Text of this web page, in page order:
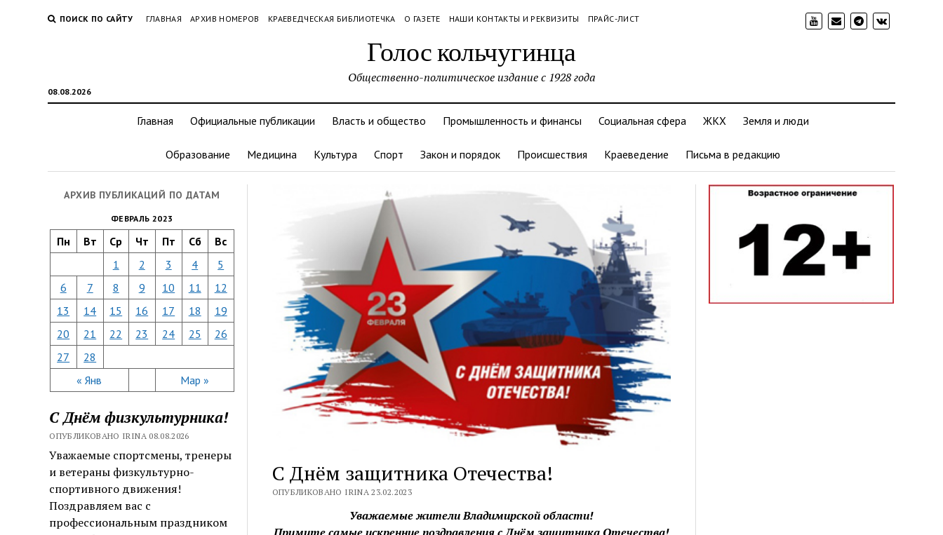
ПОИСК ПО САЙТУ ГЛАВНАЯ АРХИВ НОМЕРОВ КРАЕВЕДЧЕСКАЯ БИБЛИОТЕЧКА О ГАЗЕТЕ НАШИ КОНТАКТЫ И РЕКВИЗИТЫ ПРАЙС-ЛИСТ
Голос кольчугинца
08.08.2026
Общественно-политическое издание с 1928 года
Главная Официальные публикации Власть и общество Промышленность и финансы Социальная сфера ЖКХ Земля и люди
Образование Медицина Культура Спорт Закон и порядок Происшествия Краеведение Письма в редакцию
АРХИВ ПУБЛИКАЦИЙ ПО ДАТАМ
ФЕВРАЛЬ 2023
Пн Вт Ср Чт Пт Сб Вс
« Янв Мар »
1 2 3 4
5
6
7 8 9 10 11
12
13
14 15 16 17 18
19
20
21 22 23 24 25
26
27
28
С Днём физкультурника!
ОПУБЛИКОВАНО IRINA 08.08.2026
Уважаемые спортсмены, тренеры
и ветераны физкультурно-
спортивного движения!
Поздравляем вас с
профессиональным праздником
С Днём защитника Отечества!
ОПУБЛИКОВАНО IRINA 23.02.2023
Уважаемые жители Владимирской области!